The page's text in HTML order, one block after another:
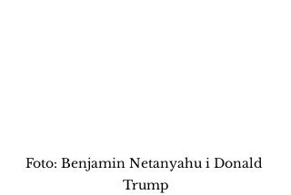
Foto: Benjamin Netanyahu i Donald
Trump